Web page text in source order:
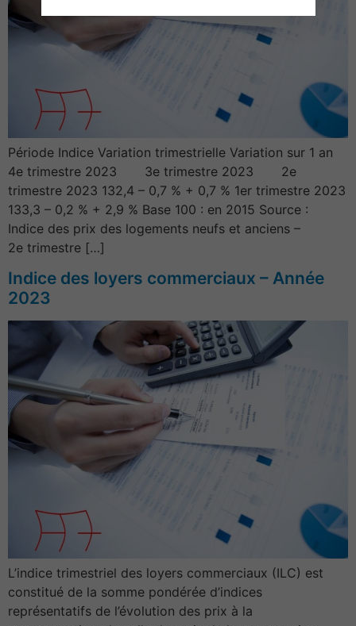
Période Indice Variation trimestrielle Variation sur 1 an
4e trimestre 2023 3e trimestre 2023 2e
trimestre 2023 132,4 – 0,7 % + 0,7 % 1er trimestre 2023
133,3 – 0,2 % + 2,9 % Base 100 : en 2015 Source :
Indice des prix des logements neufs et anciens –
2e trimestre […]
Indice des loyers commerciaux – Année
2023
L’indice trimestriel des loyers commerciaux (ILC) est
constitué de la somme pondérée d’indices
représentatifs de l’évolution des prix à la